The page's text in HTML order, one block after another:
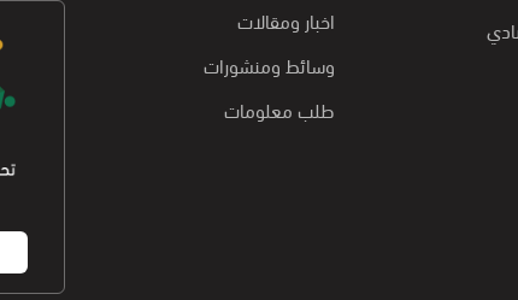
اخبار ومقالات
وسائط ومنشورات
طلب معلومات